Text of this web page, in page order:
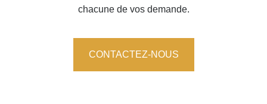
chacune de vos demande.
CONTACTEZ-NOUS